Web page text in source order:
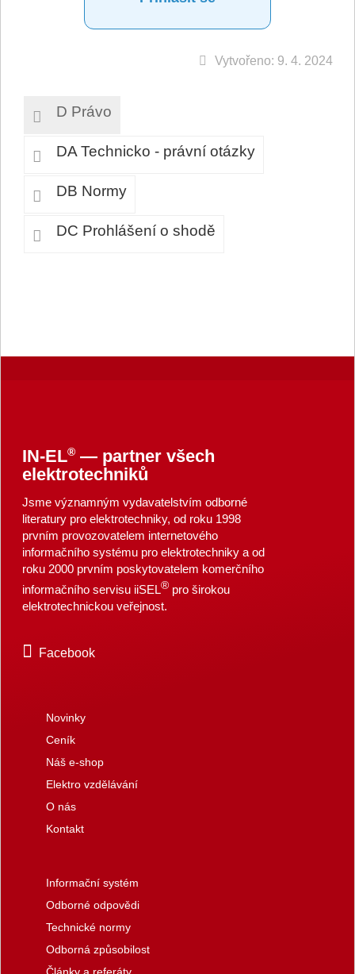
Vytvořeno: 9. 4. 2024
D Právo
DA Technicko - právní otázky
DB Normy
DC Prohlášení o shodě
IN-EL®— partner všech
elektrotechniků
Jsme významným vydavatelstvím odborné
literatury pro elektrotechniky, od roku 1998
prvním provozovatelem internetového
informačního systému pro elektrotechniky a od
roku 2000 prvním poskytovatelem komerčního
informačního servisu iiSEL®pro širokou
elektrotechnickou veřejnost.
Facebook
Novinky
Ceník
Náš e-shop
Elektro vzdělávání
O nás
Kontakt
Informační systém
Odborné odpovědi
Technické normy
Odborná způsobilost